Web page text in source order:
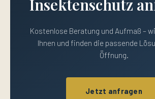
Insektenschutz
Kostenlose Beratung und Aufmaß –
Ihnen und finden die passende
Öffnung.
Jetzt anfragen